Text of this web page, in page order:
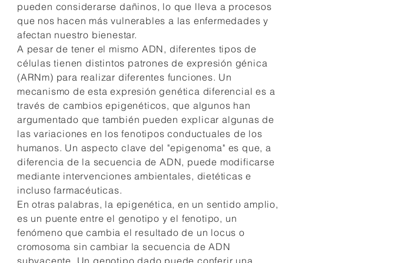
pueden considerarse dañinos, lo que lleva a procesos
que nos hacen más vulnerables a las enfermedades y
afectan nuestro bienestar.
A pesar de tener el mismo ADN, diferentes tipos de
células tienen distintos patrones de expresión génica
(ARNm) para realizar diferentes funciones. Un
mecanismo de esta expresión genética diferencial es a
través de cambios epigenéticos, que algunos han
argumentado que también pueden explicar algunas de
las variaciones en los fenotipos conductuales de los
humanos. Un aspecto clave del "epigenoma" es que, a
diferencia de la secuencia de ADN, puede modificarse
mediante intervenciones ambientales, dietéticas e
incluso farmacéuticas.
En otras palabras, la epigenética, en un sentido amplio,
es un puente entre el genotipo y el fenotipo, un
fenómeno que cambia el resultado de un locus o
cromosoma sin cambiar la secuencia de ADN
subyacente. Un genotipo dado puede conferir una